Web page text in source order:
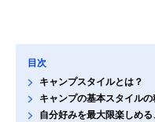
目次
キャンプスタイルとは？
キャンプの基本スタイルの
自分好みを最大限楽しめ